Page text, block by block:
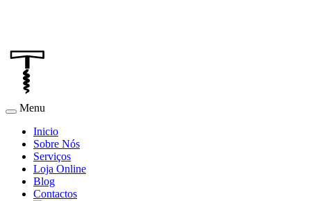
Menu
Inicio
Sobre Nós
Serviços
Loja Online
Blog
Contactos